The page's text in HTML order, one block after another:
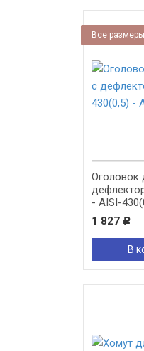
Все
Оголовок
- AISI-
1 827 Р
В